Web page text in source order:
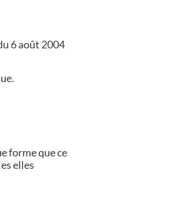
6 août 2004
forme que ce
elles